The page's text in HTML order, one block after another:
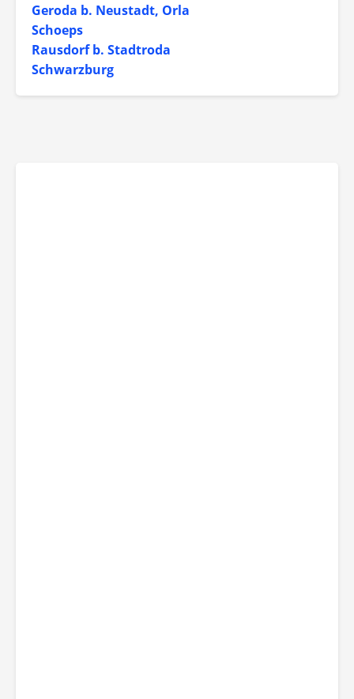
Geroda b. Neustadt, Orla
Schoeps
Rausdorf b. Stadtroda
Schwarzburg